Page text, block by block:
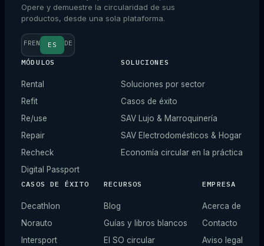
Opere y demuestre la circularidad de sus
productos, desde una sola plataforma.
FREN ES DE
MÓDULOS
Rental
Refit
Re/use
Repair
Recheck
Digital Passport
SOLUCIONES
Soluciones por sector
Casos de éxito
SAV Lujo & Marroquinería
SAV Electrodomésticos & Hogar
Economía circular en la práctica
CASOS DE ÉXITO
Decathlon
Norauto
Intersport
RECURSOS
Blog
Guías y libros blancos
El SO circular
EMPRESA
Acerca de
Contacto
Aviso legal